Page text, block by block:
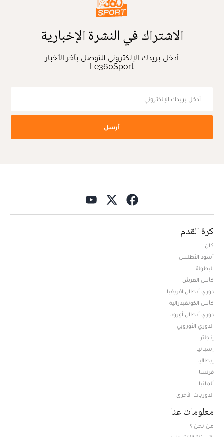
الاشتراك في النشرة الإخبارية
أدخل بريدك الإلكتروني للتوصل بآخر الأخبار
Le360Sport
أرسل
كرة القدم
كان
أسود الأطلس
البطولة
كأس العرش
دوري أبطال افريقيا
كأس الكونفيدرالية
دوري أبطال أوروبا
الدوري الأوروبي
إنجلترا
إسبانيا
إيطاليا
فرنسا
ألمانيا
الدوريات الأخرى
معلومات عنا
من نحن ؟